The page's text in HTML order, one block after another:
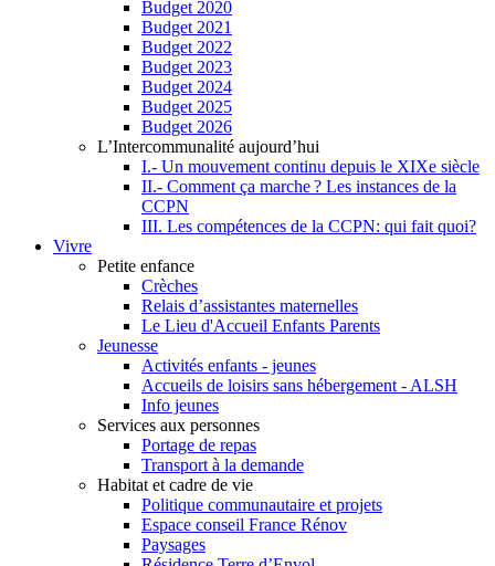
Budget 2020
Budget 2021
Budget 2022
Budget 2023
Budget 2024
Budget 2025
Budget 2026
L’Intercommunalité aujourd’hui
I.- Un mouvement continu depuis le XIXe siècle
II.- Comment ça marche ? Les instances de la
CCPN
III. Les compétences de la CCPN: qui fait quoi?
Vivre
Petite enfance
Crèches
Relais d’assistantes maternelles
Le Lieu d'Accueil Enfants Parents
Jeunesse
Activités enfants - jeunes
Accueils de loisirs sans hébergement - ALSH
Info jeunes
Services aux personnes
Portage de repas
Transport à la demande
Habitat et cadre de vie
Politique communautaire et projets
Espace conseil France Rénov
Paysages